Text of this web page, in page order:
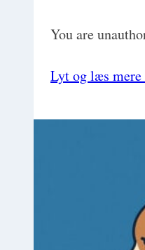
You are
Lyt og læs mere